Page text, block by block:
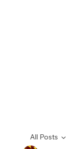
All Posts